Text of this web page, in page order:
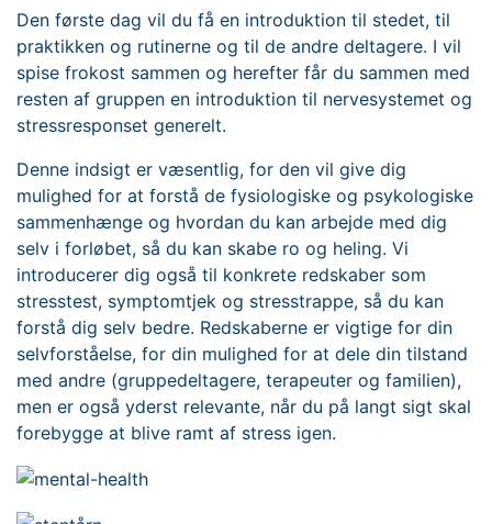
Den første dag vil du få en introduktion til stedet, til
praktikken og rutinerne og til de andre deltagere. I vil
spise frokost sammen og herefter får du sammen med
resten af gruppen en introduktion til nervesystemet og
stressresponset generelt.
Denne indsigt er væsentlig, for den vil give dig
mulighed for at forstå de fysiologiske og psykologiske
sammenhænge og hvordan du kan arbejde med dig
selv i forløbet, så du kan skabe ro og heling. Vi
introducerer dig også til konkrete redskaber som
stresstest, symptomtjek og stresstrappe, så du kan
forstå dig selv bedre. Redskaberne er vigtige for din
selvforståelse, for din mulighed for at dele din tilstand
med andre (gruppedeltagere, terapeuter og familien),
men er også yderst relevante, når du på langt sigt skal
forebygge at blive ramt af stress igen.